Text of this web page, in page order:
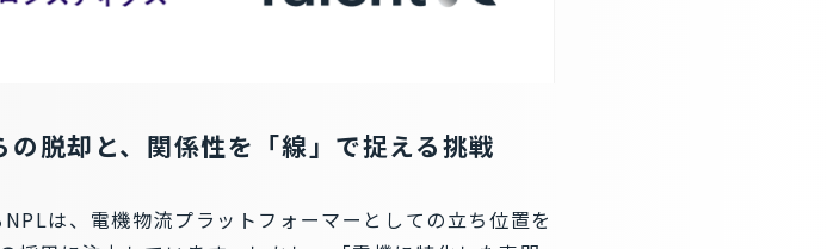
脱却と、関係性を「線」で捉える挑戦
は、電機物流プラットフォーマーとしての立ち位置を